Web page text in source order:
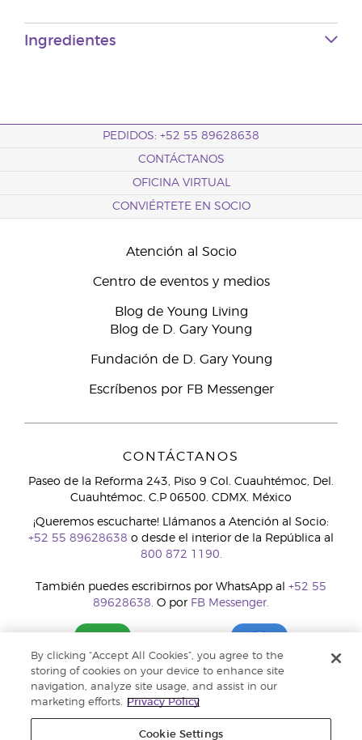
Ingredientes
PEDIDOS: +52 55 89628638
CONTÁCTANOS
OFICINA VIRTUAL
CONVIÉRTETE EN SOCIO
Atención al Socio
Centro de eventos y medios
Blog de Young Living
Blog de D. Gary Young
Fundación de D. Gary Young
Escríbenos por FB Messenger
CONTÁCTANOS
Paseo de la Reforma 243, Piso 9 Col. Cuauhtémoc, Del.
Cuauhtémoc. C.P 06500. CDMX. México
¡Queremos escucharte! Llámanos a Atención al Socio:
+52 55 89628638 o desde el interior de la República al
800 872 1190.
También puedes escribirnos por WhatsApp al +52 55
89628638. O por FB Messenger.
By clicking “Accept All Cookies”, you agree to the
storing of cookies on your device to enhance site
navigation, analyze site usage, and assist in our
marketing efforts.
Privacy Policy
Cookie Settings